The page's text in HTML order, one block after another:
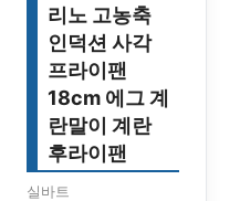
리노 고농축
인덕션 사각
프라이팬
18cm 에그 계
란말이 계란
후라이팬
실바트